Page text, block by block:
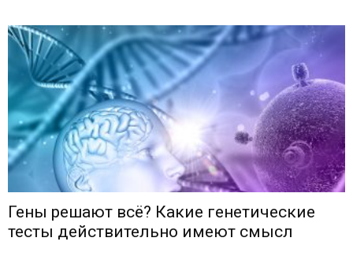
Гены решают всё? Какие генетические
тесты действительно имеют смысл